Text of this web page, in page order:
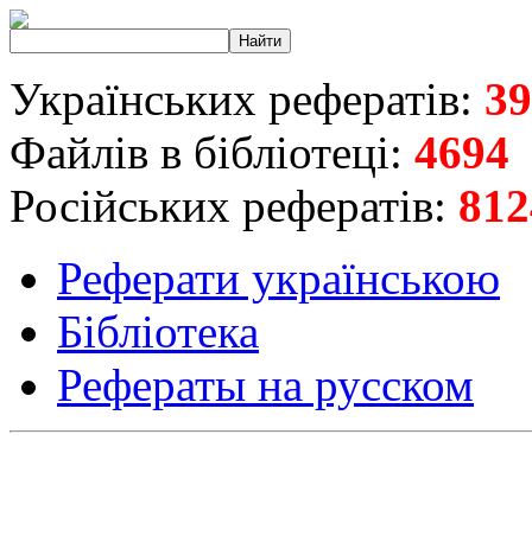
Українських рефератів:
Файлів в бібліотеці: 4694
Російських рефератів:
Реферати українською
Бібліотека
Рефераты на русском